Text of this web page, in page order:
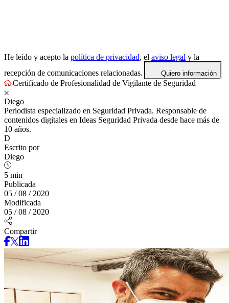
He leído y acepto la política de privacidad, el aviso legal y la
recepción de comunicaciones relacionadas.
Quiero información
Certificado de Profesionalidad de Vigilante de Seguridad
Diego
Periodista especializado en Seguridad Privada. Responsable de
contenidos digitales en Ideas Seguridad Privada desde hace más de
10 años.
D
Escrito por
Diego
5 min
Publicada
05 / 08 / 2020
Modificada
05 / 08 / 2020
Compartir